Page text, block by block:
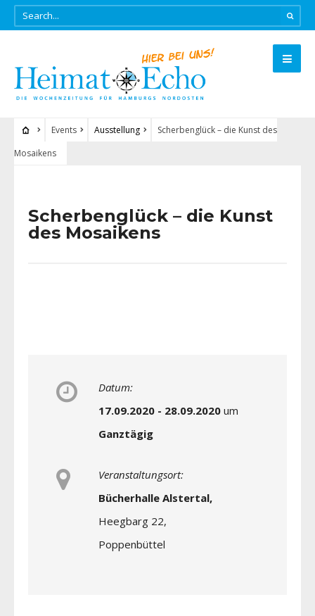
Events Ausstellung
Scherbenglück – die Kunst des
Mosaikens
Scherbenglück – die Kunst
des Mosaikens
Datum:
17.09.2020 - 28.09.2020 um
Ganztägig
Veranstaltungsort:
Bücherhalle Alstertal,
Heegbarg 22,
Poppenbüttel